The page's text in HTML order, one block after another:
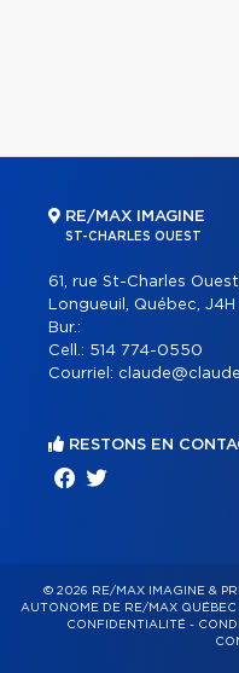
RE/MAX IMAGINE
ST-CHARLES OUEST
61, rue St-Charles
Longueuil, Québec, J4H
Bur.:
Cell.: 514 774-0550
Courriel:
RESTONS EN
© 2026 RE/MAX IMAGINE &
AUTONOME DE RE/MAX
CONFIDENTIALITÉ-